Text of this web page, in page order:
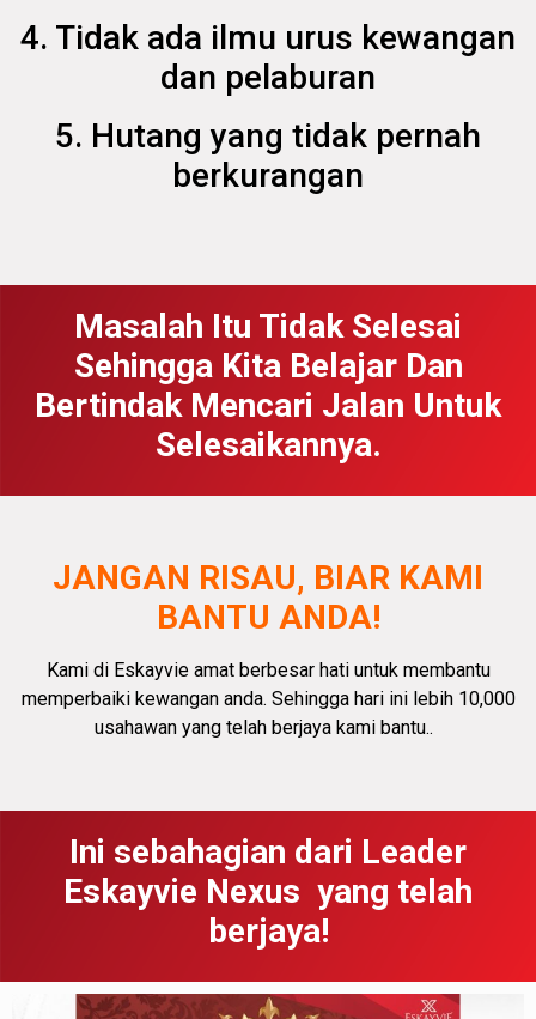
4. Tidak ada ilmu urus kewangan
dan pelaburan
5. Hutang yang tidak pernah
berkurangan
Masalah Itu Tidak Selesai
Sehingga Kita Belajar Dan
Bertindak Mencari Jalan Untuk
Selesaikannya.
JANGAN RISAU, BIAR KAMI
BANTU ANDA!
Kami di Eskayvie amat berbesar hati untuk membantu
memperbaiki kewangan anda. Sehingga hari ini lebih 10,000
usahawan yang telah berjaya kami bantu..
Ini sebahagian dari Leader
Eskayvie Nexus yang telah
berjaya!